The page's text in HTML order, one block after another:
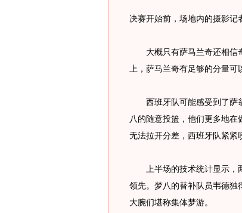
决赛开始前，场地内的摄影记
大概只有萨马兰奇还相信奇
上，萨马兰奇有足够的分量可
西班牙队可能感受到了萨翁
八的随意投篮，他们更多地
无法拉开分差，西班牙队紧紧
上半场的技术统计显示，两
领先。梦八的替补队员韦德独
大腕们堪称集体梦游。